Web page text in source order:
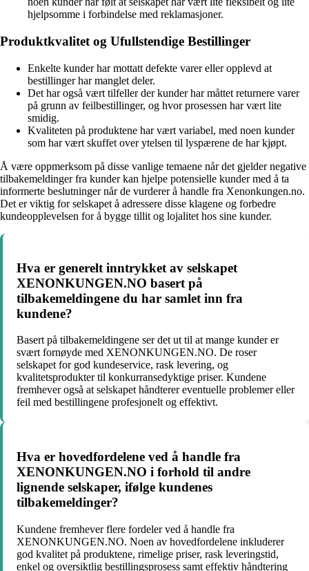
hjelpsomme i forbindelse med reklamasjoner.
Produktkvalitet og Ufullstendige Bestillinger
Enkelte kunder har mottatt defekte varer eller opplevd at
bestillinger har manglet deler.
Det har også vært tilfeller der kunder har måttet returnere varer
på grunn av feilbestillinger, og hvor prosessen har vært lite
smidig.
Kvaliteten på produktene har vært variabel, med noen kunder
som har vært skuffet over ytelsen til lyspærene de har kjøpt.
Å være oppmerksom på disse vanlige temaene når det gjelder negative
tilbakemeldinger fra kunder kan hjelpe potensielle kunder med å ta
informerte beslutninger når de vurderer å handle fra Xenonkungen.no.
Det er viktig for selskapet å adressere disse klagene og forbedre
kundeopplevelsen for å bygge tillit og lojalitet hos sine kunder.
Hva er generelt inntrykket av selskapet
XENONKUNGEN.NO basert på
tilbakemeldingene du har samlet inn fra
kundene?
Basert på tilbakemeldingene ser det ut til at mange kunder er
svært fornøyde med XENONKUNGEN.NO. De roser
selskapet for god kundeservice, rask levering, og
kvalitetsprodukter til konkurransedyktige priser. Kundene
fremhever også at selskapet håndterer eventuelle problemer eller
feil med bestillingene profesjonelt og effektivt.
Hva er hovedfordelene ved å handle fra
XENONKUNGEN.NO i forhold til andre
lignende selskaper, ifølge kundenes
tilbakemeldinger?
Kundene fremhever flere fordeler ved å handle fra
XENONKUNGEN.NO. Noen av hovedfordelene inkluderer
god kvalitet på produktene, rimelige priser, rask leveringstid,
enkel og oversiktlig bestillingsprosess samt effektiv håndtering